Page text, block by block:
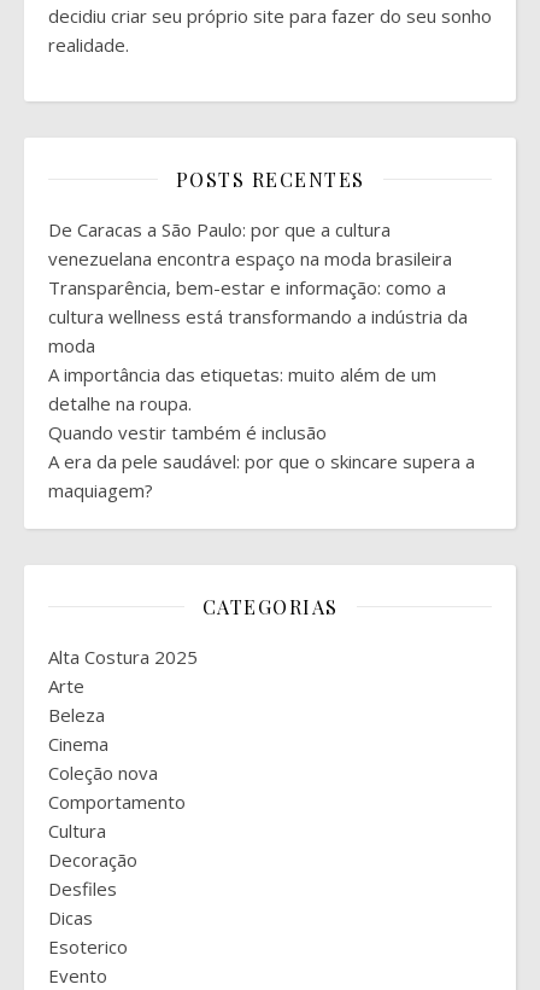
decidiu criar seu próprio site para fazer do seu sonho
realidade.
POSTS RECENTES
De Caracas a São Paulo: por que a cultura
venezuelana encontra espaço na moda brasileira
Transparência, bem-estar e informação: como a
cultura wellness está transformando a indústria da
moda
A importância das etiquetas: muito além de um
detalhe na roupa.
Quando vestir também é inclusão
A era da pele saudável: por que o skincare supera a
maquiagem?
CATEGORIAS
Alta Costura 2025
Arte
Beleza
Cinema
Coleção nova
Comportamento
Cultura
Decoração
Desfiles
Dicas
Esoterico
Evento